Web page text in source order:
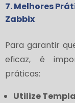
7. Melhores
Zabbix
Para garantir
eficaz, é
práticas:
Utilize